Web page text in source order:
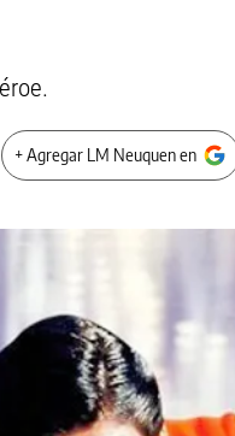
+ Agregar LM Neuquen en